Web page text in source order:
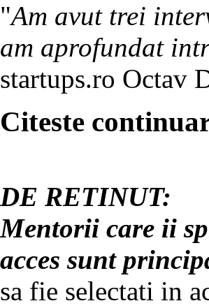
"Am avut trei
am aprofundat
startups.ro Octav
Citeste
DE RETINUT:
Mentorii care ii
acces sunt
sa fie selectati in